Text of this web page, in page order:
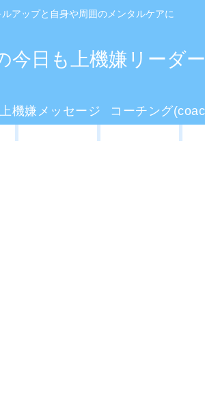
アップと自身や周囲のメンタルケアに
今日も上機嫌リーダー
上機嫌メッセージ